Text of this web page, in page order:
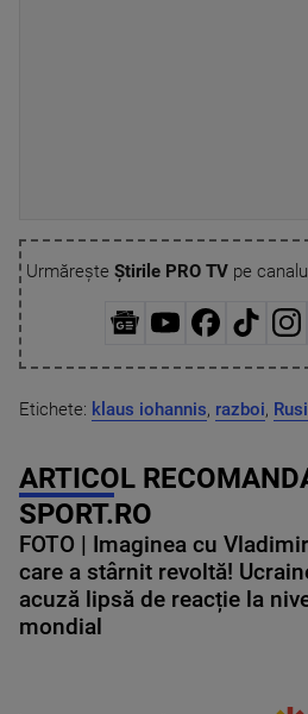
Urmărește Știrile PRO TVpe
Etichete: klaus iohannis, razboi,
ARTICOL
SPORT.RO
FOTO | Imaginea cu
care a stârnit revoltă!
acuză lipsă de reacție la
mondial